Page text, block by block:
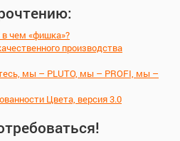
в чем «фишка»?
производства
мы – PLUTO, мы – PROFI, мы –
Цвета, версия 3.0